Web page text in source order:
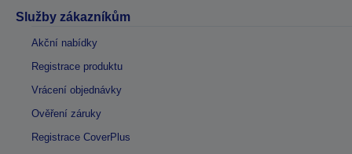
Služby zákazníkům
Akční nabídky
Registrace produktu
Vrácení objednávky
Ověření záruky
Registrace CoverPlus